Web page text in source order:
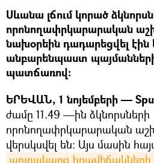
Սևանա լճում կորած
որոնողափրկարարական
նախօրեին դադարեցվել
անբարենպաստ պայմանների
պատճառով։
ԵՐԵՎԱՆ, 1 նոյեմբերի —
ժամը 11.49 —ին ձկնորսների
որոնողափրկարարական
վերսկսվել են: Այս մասին
արտակարգ իրավիճակների